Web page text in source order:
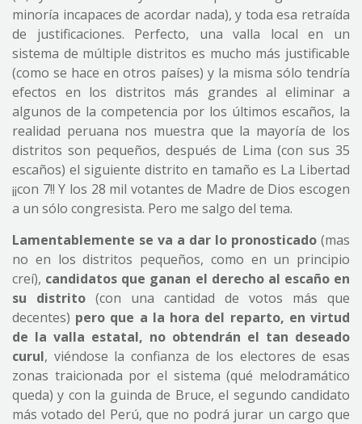
minoría incapaces de acordar nada), y toda esa retraída
de justificaciones. Perfecto, una valla local en un
sistema de múltiple distritos es mucho más justificable
(como se hace en otros países) y la misma sólo tendría
efectos en los distritos más grandes al eliminar a
algunos de la competencia por los últimos escaños, la
realidad peruana nos muestra que la mayoría de los
distritos son pequeños, después de Lima (con sus 35
escaños) el siguiente distrito en tamaño es La Libertad
¡¡con 7!! Y los 28 mil votantes de Madre de Dios escogen
a un sólo congresista. Pero me salgo del tema.
Lamentablemente se va a dar lo pronosticado (mas
no en los distritos pequeños, como en un principio
creí), candidatos que ganan el derecho al escaño en
su distrito (con una cantidad de votos más que
decentes) pero que a la hora del reparto, en virtud
de la valla estatal, no obtendrán el tan deseado
curul, viéndose la confianza de los electores de esas
zonas traicionada por el sistema (qué melodramático
queda) y con la guinda de Bruce, el segundo candidato
más votado del Perú, que no podrá jurar un cargo que